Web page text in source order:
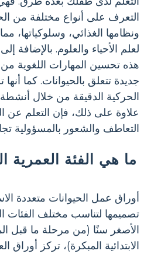
التعرف على أنواع مختلفة من
ونظامها الغذائي،
لعلم الأحياء والعلوم. بالإضافة
هذه تحسين المهارات اللغوية
جديدة تتعلق بالحيوانات. كما
الحركية الدقيقة من خلال
علاوة على ذلك، فإن التعلم عن
التعاطف والشعور بالمسؤولية
ما هي الفئة العمرية
أوراق عمل الحيوانات متعددة
تصميمها لتناسب مختلف الفئات
الأصغر سنًا (من مرحلة ما قبل
الابتدائية المبكرة)، تركز